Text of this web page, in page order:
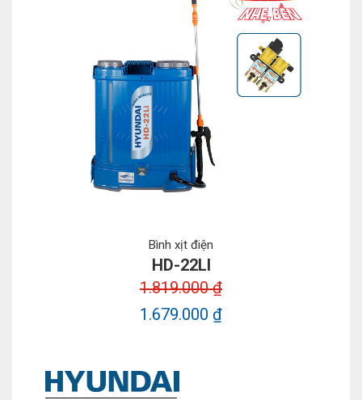
Bình xịt điện
HD-22LI
1.819.000 ₫
1.679.000 ₫